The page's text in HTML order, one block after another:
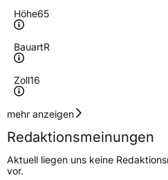
Höhe65
BauartR
Zoll16
Geschwindigkeitsindex
Höchstgeschwindigkeit
190 km/h
Lastindex109/107
mehr anzeigen
Redaktionsmeinungen
Aktuell liegen uns keine
vor.